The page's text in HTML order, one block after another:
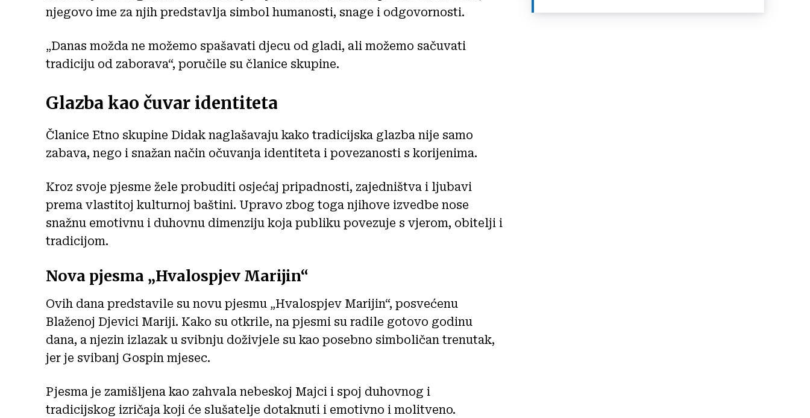
njegovo ime za njih predstavlja simbol humanosti, snage i odgovornosti.
„Danas možda ne možemo spašavati djecu od gladi, ali možemo sačuvati
tradiciju od zaborava“, poručile su članice skupine.
Glazba kao čuvar identiteta
Članice Etno skupine Didak naglašavaju kako tradicijska glazba nije samo
zabava, nego i snažan način očuvanja identiteta i povezanosti s korijenima.
Kroz svoje pjesme žele probuditi osjećaj pripadnosti, zajedništva i ljubavi
prema vlastitoj kulturnoj baštini. Upravo zbog toga njihove izvedbe nose
snažnu emotivnu i duhovnu dimenziju koja publiku povezuje s vjerom, obitelji i
tradicijom.
Nova pjesma „Hvalospjev Marijin“
Ovih dana predstavile su novu pjesmu „Hvalospjev Marijin“, posvećenu
Blaženoj Djevici Mariji. Kako su otkrile, na pjesmi su radile gotovo godinu
dana, a njezin izlazak u svibnju doživjele su kao posebno simboličan trenutak,
jer je svibanj Gospin mjesec.
Pjesma je zamišljena kao zahvala nebeskoj Majci i spoj duhovnog i
tradicijskog izričaja koji će slušatelje dotaknuti i emotivno i molitveno.